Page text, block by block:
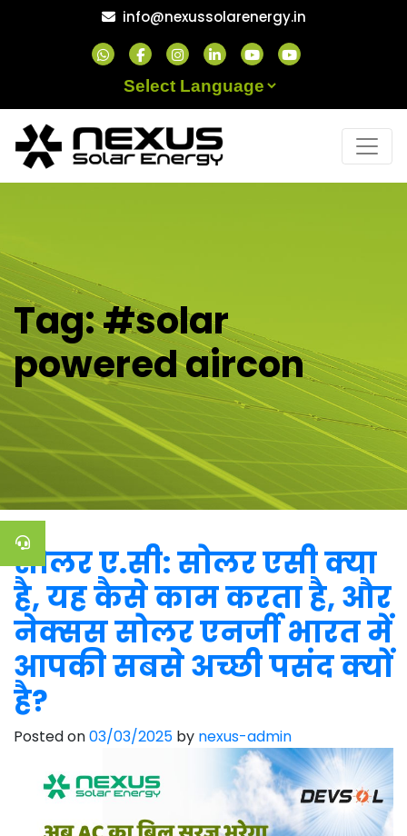
info@nexussolarenergy.in
Tag:#solar
powered aircon
सोलर ए.सी: सोलर एसी क्या
है, यह कैसे काम करता है, और
नेक्सस सोलर एनर्जी भारत में
आपकी सबसे अच्छी पसंद क्यों
है?
Posted on03/03/2025 by nexus-admin